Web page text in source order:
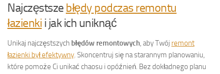
Najczęstsze błędy podczas remontu
łazienki i jak ich uniknąć
Unikaj najczęstszych błędów remontowych, aby Twój remont
łazienki był efektywny. Skoncentruj się na starannym planowaniu,
które pomoże Ci unikać chaosu i opóźnień. Bez dokładnego planu